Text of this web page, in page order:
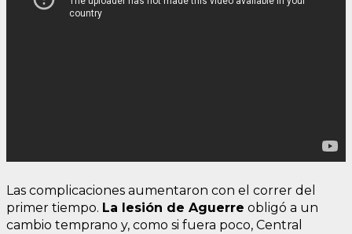
Las complicaciones aumentaron con el correr del
primer tiempo. La lesión de Aguerre obligó a un
cambio temprano y, como si fuera poco, Central